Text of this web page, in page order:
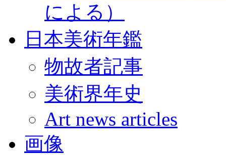
による）
日本美術年鑑
物故者記事
美術界年史
Art news articles
画像